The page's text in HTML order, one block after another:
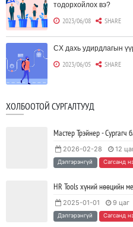
тодорхойлох вэ?
2023/06/08 SHARE
CX дахь удирдлагын
2023/06/05 SHARE
Борлуулагчид
2023/06/02 SHARE
Тодорхойгүй цаг үед
JAVA программчлалын
байгуулагдлаа.
ХОЛБООТОЙ СУРГАЛТУУД
Мастер Трэйнер - Сургагч
2026-02-28 12
Дэлгэрэнгүй Сагсанд
HR Tools хүний нөөцийн
2025-01-01 9 цаг
Дэлгэрэнгүй Сагсанд